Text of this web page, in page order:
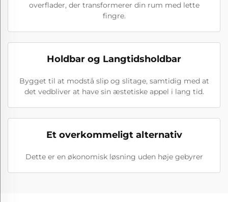
overflader, der transformerer din rum med lette
fingre.
Holdbar og Langtidsholdbar
Bygget til at modstå slip og slitage, samtidig med at
det vedbliver at have sin æstetiske appel i lang tid.
Et overkommeligt alternativ
Dette er en økonomisk løsning uden høje gebyrer